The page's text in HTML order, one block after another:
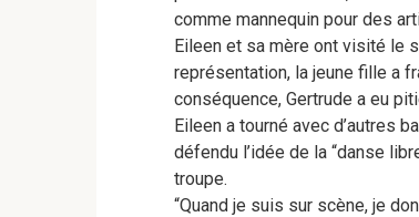
comme mannequin pour des
Eileen et sa mère ont visité le
représentation, la jeune fille a
conséquence, Gertrude a eu
Eileen a tourné avec d’autres
défendu l’idée de la “danse
troupe.
“Quand je suis sur scène, je